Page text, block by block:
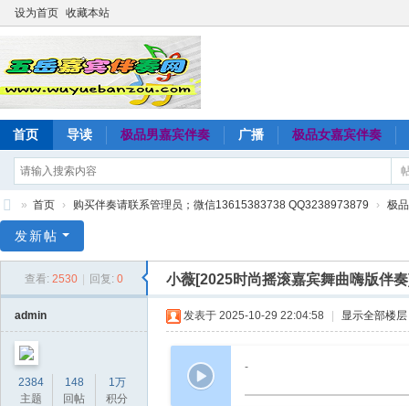
设为首页 收藏本站
首页 导读 极品男嘉宾伴奏 广播 极品女嘉宾伴奏
岳
» 首页 › 购买伴奏请联系管理员；微信13615383738 QQ3238973879 › 极
发新帖
查看: 2530 回复: 0 小薇[2025时尚摇滚嘉宾舞曲嗨版伴
admin
2384
主题
148
回帖
1万
积分
发表于 2025-10-29 22:04:58 显示全部楼层
-